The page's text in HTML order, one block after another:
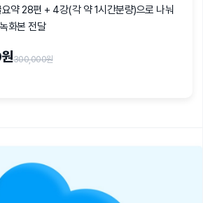
약 28편 + 4강(각 약 1시간분량)으로 나눠
화본 전달
300,000원